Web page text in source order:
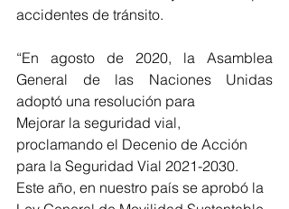
accidentes de tránsito.
“En agosto de 2020, la Asamblea
General de las Naciones Unidas
adoptó una resolución para
Mejorar la seguridad vial,
proclamando el Decenio de Acción
para la Seguridad Vial 2021-2030.
Este año, en nuestro país se aprobó la